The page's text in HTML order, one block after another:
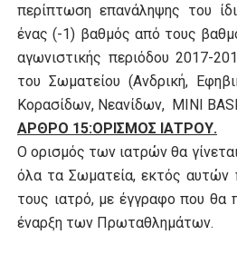
περίπτωση επανάληψης του
ένας (-1) βαθμός από τους
αγωνιστικής περιόδου 2017-
του Σωματείου (Ανδρική,
Κορασίδων, Νεανίδων, MINI
ΑΡΘΡΟ 15:ΟΡΙΣΜΟΣ ΙΑΤΡΟΥ.
Ο ορισμός των ιατρών θα
όλα τα Σωματεία, εκτός αυτών
τους ιατρό, με έγγραφο που θα
έναρξη των Πρωταθλημάτων.